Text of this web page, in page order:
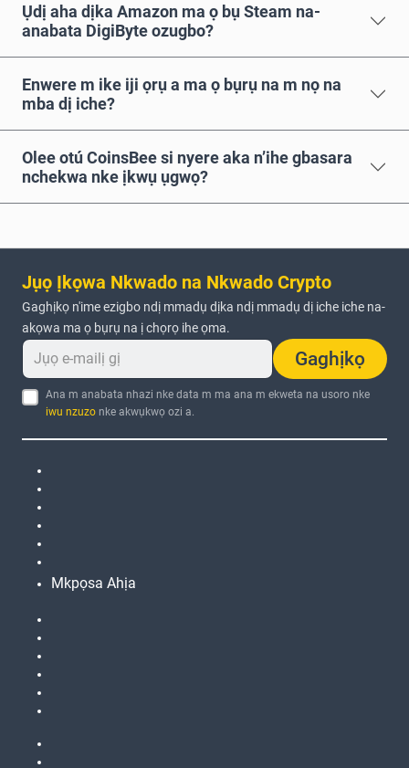
Ụdị aha dịka Amazon ma ọ bụ Steam na-
anabata DigiByte ozugbo?
Enwere m ike iji ọrụ a ma ọ bụrụ na m nọ na
mba dị iche?
Olee otú CoinsBee si nyere aka n’ihe gbasara
nchekwa nke ịkwụ ụgwọ?
Jụọ Ịkọwa Nkwado na Nkwado Crypto
Gaghịkọ n'ime ezigbo ndị mmadụ dịka ndị mmadụ dị iche iche na-
akọwa ma ọ bụrụ na ị chọrọ ihe ọma.
Gaghịkọ
Ana m anabata nhazi nke data m ma ana m ekweta na usoro nke
iwu nzuzo nke akwụkwọ ozi a.
Mkpọsa Ahịa